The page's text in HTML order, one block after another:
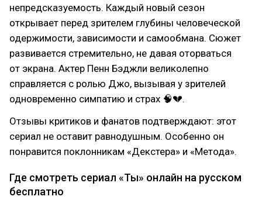
непредсказуемость. Каждый новый сезон
открывает перед зрителем глубины человеческой
одержимости, зависимости и самообмана. Сюжет
развивается стремительно, не давая оторваться
от экрана. Актер Пенн Бэджли великолепно
справляется с ролью Джо, вызывая у зрителей
одновременно симпатию и страх 🧠💔.
Отзывы критиков и фанатов подтверждают: этот
сериал не оставит равнодушным. Особенно он
понравится поклонникам «Декстера» и «Метода».
Где смотреть сериал «Ты» онлайн на русском
бесплатно